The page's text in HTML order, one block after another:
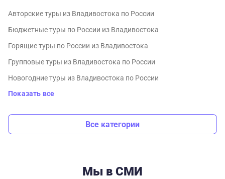
Авторские туры из Владивостока по России
Бюджетные туры по России из Владивостока
Горящие туры по России из Владивостока
Групповые туры из Владивостока по России
Новогодние туры из Владивостока по России
Показать все
Все категории
Мы в СМИ